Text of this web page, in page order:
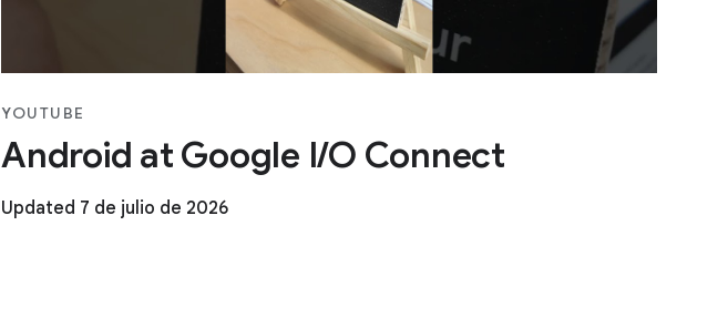
YOUTUBE
Android at Google I/O Connect
Updated 7 de julio de 2026